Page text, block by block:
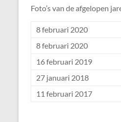
Foto’s van de afgelopen
8 februari 2020
8 februari 2020
16 februari 2019
27 januari 2018
11 februari 2017